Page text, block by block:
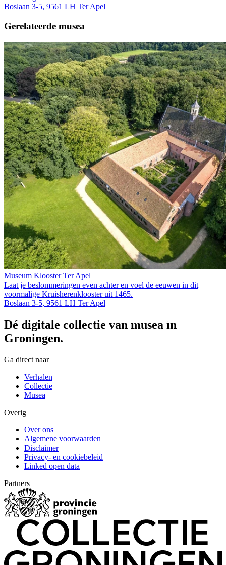
Boslaan 3-5, 9561 LH Ter Apel
Gerelateerde musea
Museum Klooster Ter Apel
Laat je beslommeringen even achter en voel de eeuwen in dit
voormalige Kruis­heren­klooster uit 1465.
Boslaan 3-5, 9561 LH Ter Apel
Dé digitale collectie van musea in
Groningen.
Ga direct naar
Verhalen
Collectie
Musea
Overig
Over ons
Algemene voorwaarden
Disclaimer
Privacy- en cookiebeleid
Linked open data
Partners